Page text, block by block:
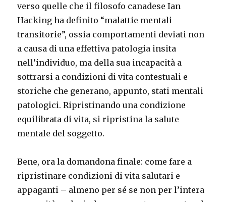
verso quelle che il filosofo canadese Ian
Hacking ha definito “malattie mentali
transitorie”, ossia comportamenti deviati non
a causa di una effettiva patologia insita
nell’individuo, ma della sua incapacità a
sottrarsi a condizioni di vita contestuali e
storiche che generano, appunto, stati mentali
patologici. Ripristinando una condizione
equilibrata di vita, si ripristina la salute
mentale del soggetto.
Bene, ora la domandona finale: come fare a
ripristinare condizioni di vita salutari e
appaganti – almeno per sé se non per l’intera